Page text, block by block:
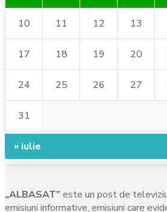
10 11 12 13
17 18 19 20
24 25 26 27
31
« iulie
„ALBASAT” este un post de
emisiuni informative, emisiuni care